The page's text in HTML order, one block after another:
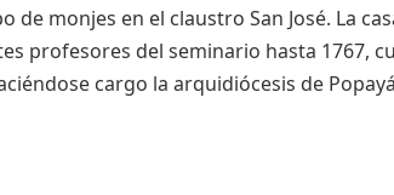
de monjes en el claustro San José. La
profesores del seminario hasta 1767,
cargo la arquidiócesis de